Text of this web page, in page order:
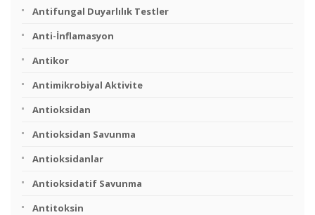
Antifungal Duyarlılık Testler
Anti-İnflamasyon
Antikor
Antimikrobiyal Aktivite
Antioksidan
Antioksidan Savunma
Antioksidanlar
Antioksidatif Savunma
Antitoksin